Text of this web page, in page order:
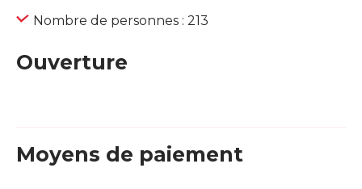
Nombre de personnes : 213
Ouverture
Moyens de paiement